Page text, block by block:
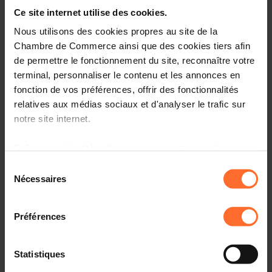
Ce site internet utilise des cookies.
Nous utilisons des cookies propres au site de la
Chambre de Commerce ainsi que des cookies tiers afin
de permettre le fonctionnement du site, reconnaître votre
terminal, personnaliser le contenu et les annonces en
fonction de vos préférences, offrir des fonctionnalités
relatives aux médias sociaux et d'analyser le trafic sur
notre site internet.
à l’exception des cookies strictement nécessaires au
fonctionnement du site. Une description des différents
cookies est accessible sous l’onglet « Détails » ci-
dessus.
Il est précisé que la navigation sur le site et certaines
fonctionnalités (ex : lecture de vidéos, partage sur les
Nécessaires
Préférences
Statistiques
entrepreneurs.
Comment? Participez à une prochaine session « le
vous informera sur l’écosystème, le cadre réglementaire
et les démarches à suivre.
Programme
entrepreneurs au Luxembourg